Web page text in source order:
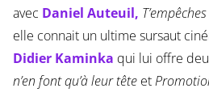
avec Daniel Auteuil,
elle connait un ultime sursaut
Didier Kaminka qui lui offre
n’en font qu’à leur têteet